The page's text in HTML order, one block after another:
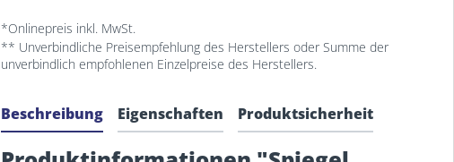
Beschreibung Eigenschaften Produktsicherheit
*Onlinepreis inkl. MwSt.
** Unverbindliche Preisempfehlung des Herstellers oder Summe der
unverbindlich empfohlenen Einzelpreise des Herstellers.